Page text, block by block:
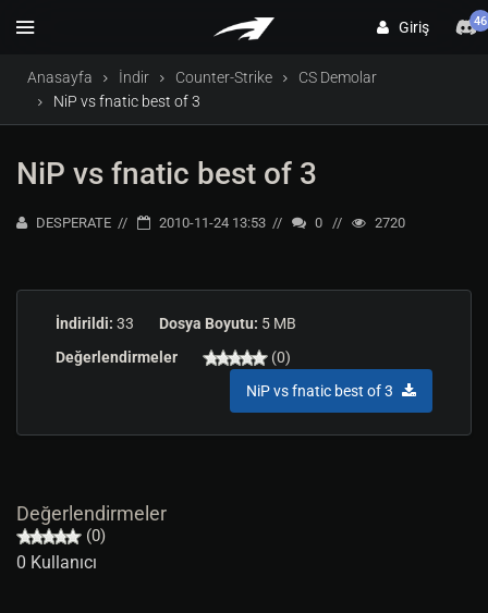
Giriş 46
Anasayfa İndir Counter-Strike
CS Demolar
NiP vs fnatic best of 3
NiP vs fnatic best of 3
DESPERATE 2010-11-24 13:53 0 2720
İndirildi: 33 Dosya Boyutu: 5 MB
Değerlendirmeler
(0)
NiP vs fnatic best of 3
Değerlendirmeler
(0)
0 Kullanıcı